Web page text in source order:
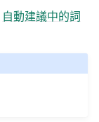
自動建議中的詞